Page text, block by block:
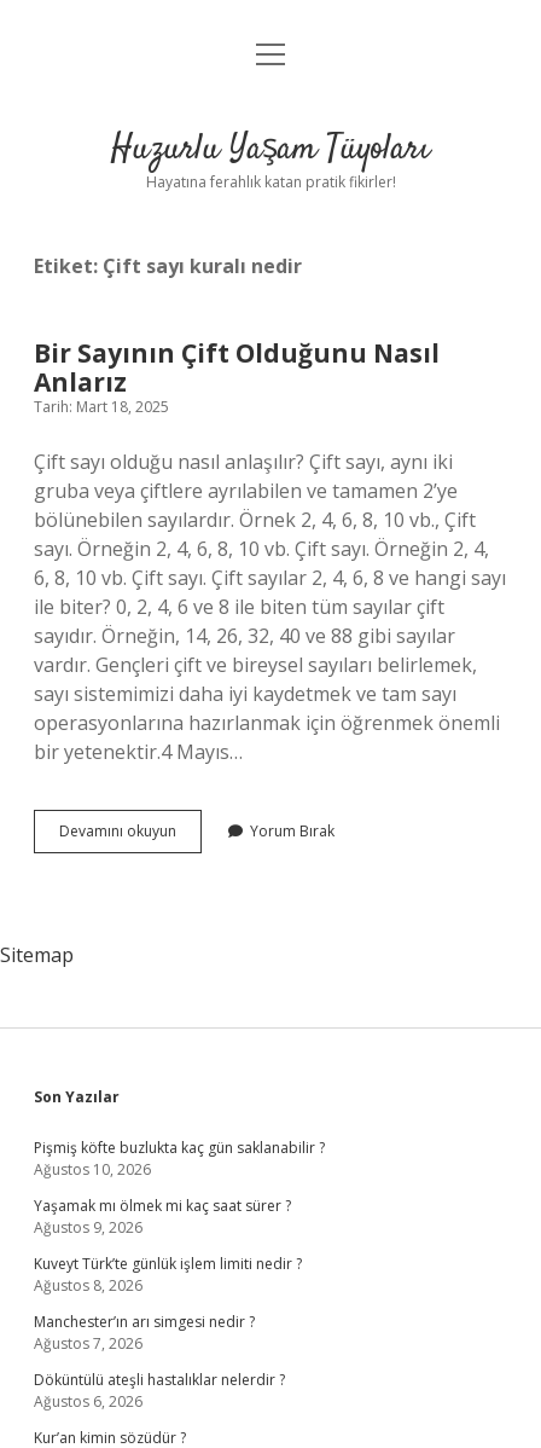
Anasayfa
Yasal Uyarı
menüyü
Huzurlu Yaşam Tüyoları
Hayatına ferahlık katan pratik fikirler!
Etiket: Çift sayı kuralı nedir
Bir Sayının Çift Olduğunu Nasıl
Anlarız
Tarih: Mart 18, 2025
Çift sayı olduğu nasıl anlaşılır? Çift sayı, aynı iki
gruba veya çiftlere ayrılabilen ve tamamen 2’ye
bölünebilen sayılardır. Örnek 2, 4, 6, 8, 10 vb., Çift
sayı. Örneğin 2, 4, 6, 8, 10 vb. Çift sayı. Örneğin 2, 4,
6, 8, 10 vb. Çift sayı. Çift sayılar 2, 4, 6, 8 ve hangi sayı
ile biter? 0, 2, 4, 6 ve 8 ile biten tüm sayılar çift
sayıdır. Örneğin, 14, 26, 32, 40 ve 88 gibi sayılar
vardır. Gençleri çift ve bireysel sayıları belirlemek,
sayı sistemimizi daha iyi kaydetmek ve tam sayı
operasyonlarına hazırlanmak için öğrenmek önemli
bir yetenektir.4 Mayıs…
Devamını okuyun
Sayının
Yorum Bırak
Sitemap
Sidebar
Son Yazılar
Pişmiş köfte buzlukta kaç gün saklanabilir ?
Ağustos 10, 2026
Yaşamak mı ölmek mi kaç saat sürer ?
Ağustos 9, 2026
Kuveyt Türk’te günlük işlem limiti nedir ?
Ağustos 8, 2026
Manchester’ın arı simgesi nedir ?
Ağustos 7, 2026
Döküntülü ateşli hastalıklar nelerdir ?
Ağustos 6, 2026
Kur’an kimin sözüdür ?